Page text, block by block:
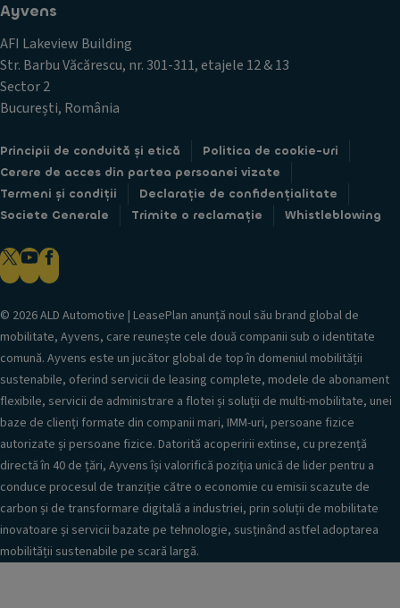
Ayvens
AFI Lakeview Building
Str. Barbu Văcărescu, nr. 301-311, etajele 12 & 13
Sector 2
București, România
Principii de conduită și etică
Politica de cookie-uri
Cerere de acces din partea persoanei vizate
Termeni și condiții
Declarație de confidențialitate
Societe Generale
Trimite o reclamație Whistleblowing
© 2026 ALD Automotive | LeasePlan anunță noul său brand global de
mobilitate, Ayvens, care reunește cele două companii sub o identitate
comună. Ayvens este un jucător global de top în domeniul mobilității
sustenabile, oferind servicii de leasing complete, modele de abonament
flexibile, servicii de administrare a flotei și soluții de multi-mobilitate, unei
baze de clienți formate din companii mari, IMM-uri, persoane fizice
autorizate și persoane fizice. Datorită acoperirii extinse, cu prezență
directă în 40 de țări, Ayvens își valorifică poziția unică de lider pentru a
conduce procesul de tranziție către o economie cu emisii scazute de
carbon și de transformare digitală a industriei, prin soluții de mobilitate
inovatoare și servicii bazate pe tehnologie, susținând astfel adoptarea
mobilității sustenabile pe scară largă.